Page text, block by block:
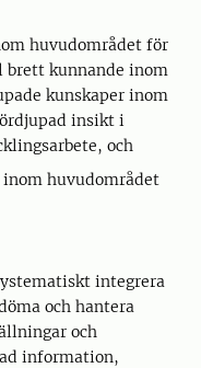
huvudområdet för
brett kunnande inom
kunskaper inom
insikt i
och
huvudområdet
integrera
och hantera
och
information,